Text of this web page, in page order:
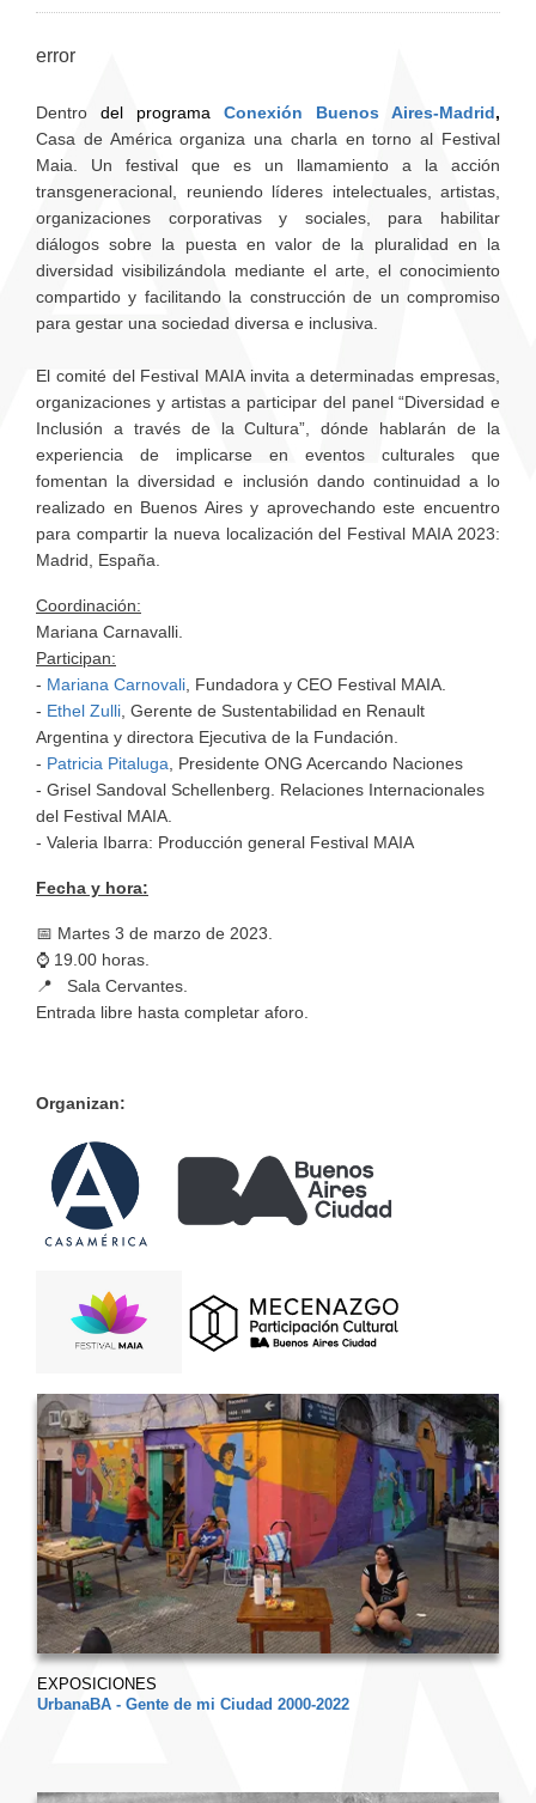
error
Dentro del programa Conexión Buenos Aires-Madrid,
Casa de América organiza una charla en torno al Festival
Maia. Un festival que es un llamamiento a la acción
transgeneracional, reuniendo líderes intelectuales, artistas,
organizaciones corporativas y sociales, para habilitar
diálogos sobre la puesta en valor de la pluralidad en la
diversidad visibilizándola mediante el arte, el conocimiento
compartido y facilitando la construcción de un compromiso
para gestar una sociedad diversa e inclusiva.
El comité del Festival MAIA invita a determinadas empresas,
organizaciones y artistas a participar del panel “Diversidad e
Inclusión a través de la Cultura”, dónde hablarán de la
experiencia de implicarse en eventos culturales que
fomentan la diversidad e inclusión dando continuidad a lo
realizado en Buenos Aires y aprovechando este encuentro
para compartir la nueva localización del Festival MAIA 2023:
Madrid, España.
Coordinación:
Mariana Carnavalli.
Participan:
- Mariana Carnovali, Fundadora y CEO Festival MAIA.
- Ethel Zulli, Gerente de Sustentabilidad en Renault
Argentina y directora Ejecutiva de la Fundación.
- Patricia Pitaluga, Presidente ONG Acercando Naciones
- Grisel Sandoval Schellenberg. Relaciones Internacionales
del Festival MAIA.
- Valeria Ibarra: Producción general Festival MAIA
Fecha y hora:
📅 Martes 3 de marzo de 2023.
⌚ 19.00 horas.
📍 Sala Cervantes.
Entrada libre hasta completar aforo.
Organizan:
EXPOSICIONES
UrbanaBA - Gente de mi Ciudad 2000-2022